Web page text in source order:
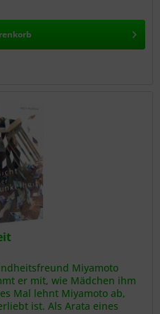
Miyamoto
er mit, wie Mädchen ihm
Mal lehnt Miyamoto ab,
ist. Als Arata eines